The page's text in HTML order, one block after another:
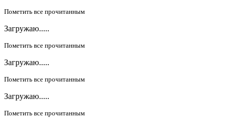
Пометить все прочитанным
Загружаю.....
Пометить все прочитанным
Загружаю.....
Пометить все прочитанным
Загружаю.....
Пометить все прочитанным